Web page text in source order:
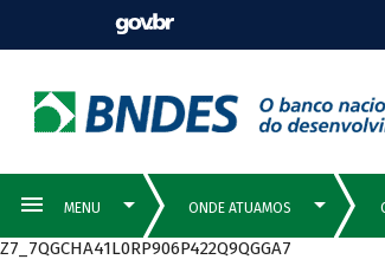
Z7_7QGCHA41L0RP906P422Q9QGGA7